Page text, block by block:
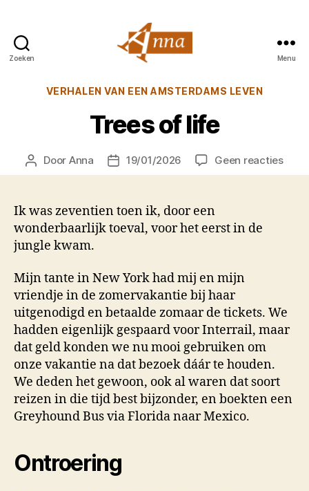
Zoeken
van
Menu
Categorieën
VERHALEN VAN EEN AMSTERDAMS LEVEN
Trees of life
Berichtauteur
Door Anna Berichtdatum
19/01/2026 Geen reactiesop
Ik was zeventien toen ik, door een
wonderbaarlijk toeval, voor het eerst in de
jungle kwam.
Mijn tante in New York had mij en mijn
vriendje in de zomervakantie bij haar
uitgenodigd en betaalde zomaar de tickets. We
hadden eigenlijk gespaard voor Interrail, maar
dat geld konden we nu mooi gebruiken om
onze vakantie na dat bezoek dáár te houden.
We deden het gewoon, ook al waren dat soort
reizen in die tijd best bijzonder, en boekten een
Greyhound Bus via Florida naar Mexico.
Ontroering